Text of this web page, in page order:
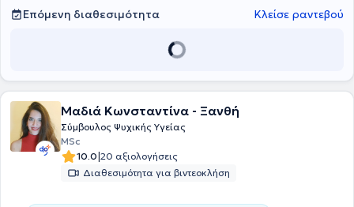
Amsterdam Internacional College με
. Στο πλαίσιο των
εναλλακτικών θεραπειών έχει παρακολουθήσει και εξεταστεί
Παθολογίας με Ολιστική προσέγγιση. Επιπρόσθετα έχει
δραστηριοποείται στην εκπαίδευση ενηλίκων συμβούλων ψυχικής
υγείας και ψυχοθεραπευτών. Είναι μέλος του φιλανθρωπικού
συλλόγου Αγκαλιά και στο Δίκτυο Κοινωνικής Αλληλεγγύης - Συν-
Ύπαρξη.
Επόμενη διαθεσιμότητα Κλείσε ραντεβού
Μαδιά Κωνσταντίνα - Ξανθή
Σύμβουλος Ψυχικής Υγείας
MSc
10.0|20 αξιολογήσεις
Διαθεσιμότητα για βιντεοκλήση